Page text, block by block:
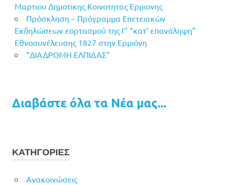
Μαρτιου Δημοτικης Κοινοτητας Ερμιονης
Πρόσκληση – Πρόγραμμα Επετειακών
Εκδηλώσεων εορτασμού της Γ’ “κατ’ επανάληψη”
Εθνοσυνέλευσης 1827 στην Ερμιόνη
“ΔΙΑΔΡΟΜΗ ΕΛΠΙΔΑΣ”
Διαβάστε όλα τα Νέα μας...
ΚΑΤΗΓΟΡΙΕΣ
Ανακοινώσεις